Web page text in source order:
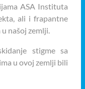
ASA Instituta
ali i frapantne
našoj zemlji.
stigme sa
u ovoj zemlji bili